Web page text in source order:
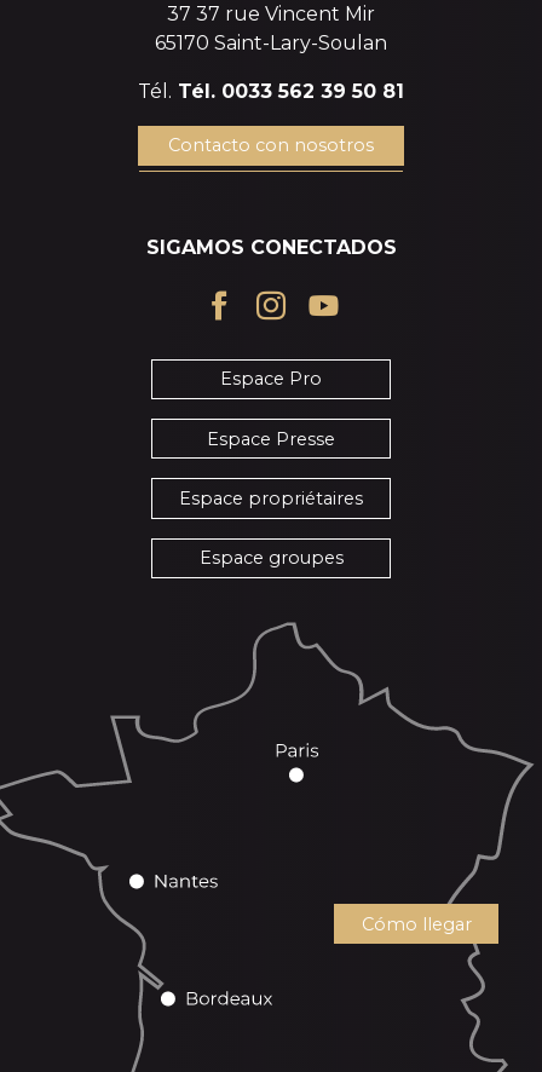
37 37 rue Vincent Mir
65170 Saint-Lary-Soulan
Tél. Tél. 0033 562 39 50 81
Contacto con nosotros
SIGAMOS CONECTADOS
Espace Pro
Espace Presse
Espace propriétaires
Espace groupes
Cómo llegar